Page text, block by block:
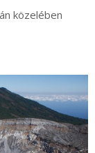
közelében